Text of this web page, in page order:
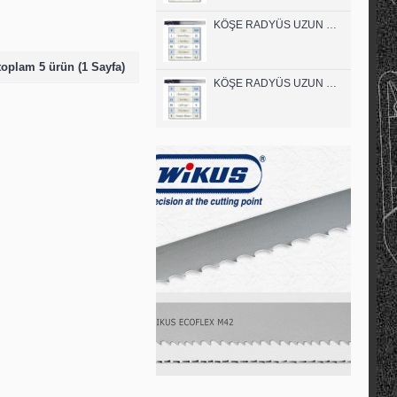
5 ürün (1 Sayfa)